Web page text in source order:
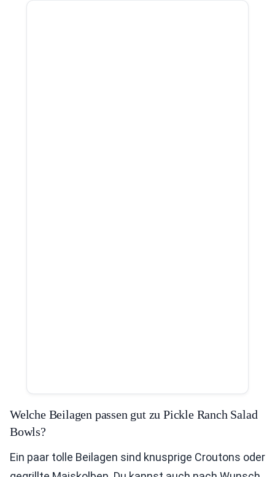
Welche Beilagen passen gut zu Pickle Ranch Salad
Bowls?
Ein paar tolle Beilagen sind knusprige Croutons oder